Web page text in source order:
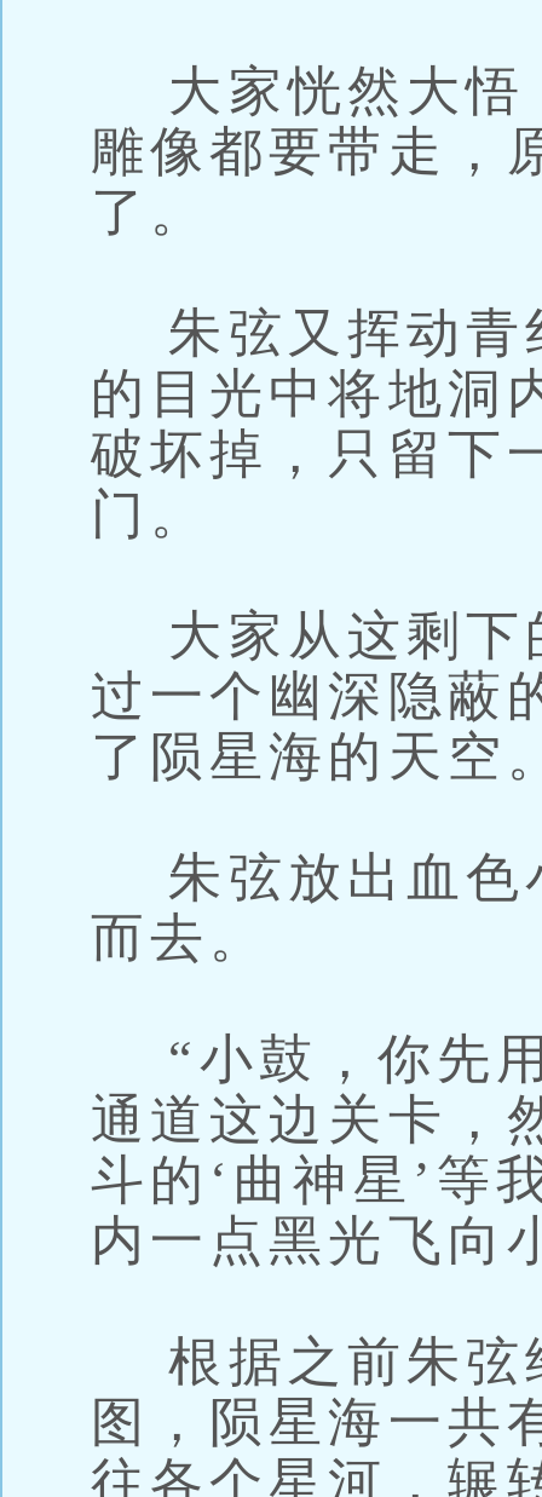
大家恍然大悟
雕像都要带走，
了。
朱弦又挥动青
的目光中将地洞
破坏掉，只留下
门。
大家从这剩下
过一个幽深隐蔽
了陨星海的天空
朱弦放出血色
而去。
“小鼓，你先用
通道这边关卡，
斗的‘曲神星’等
内一点黑光飞向
根据之前朱弦
图，陨星海一共
往各个星河，辗